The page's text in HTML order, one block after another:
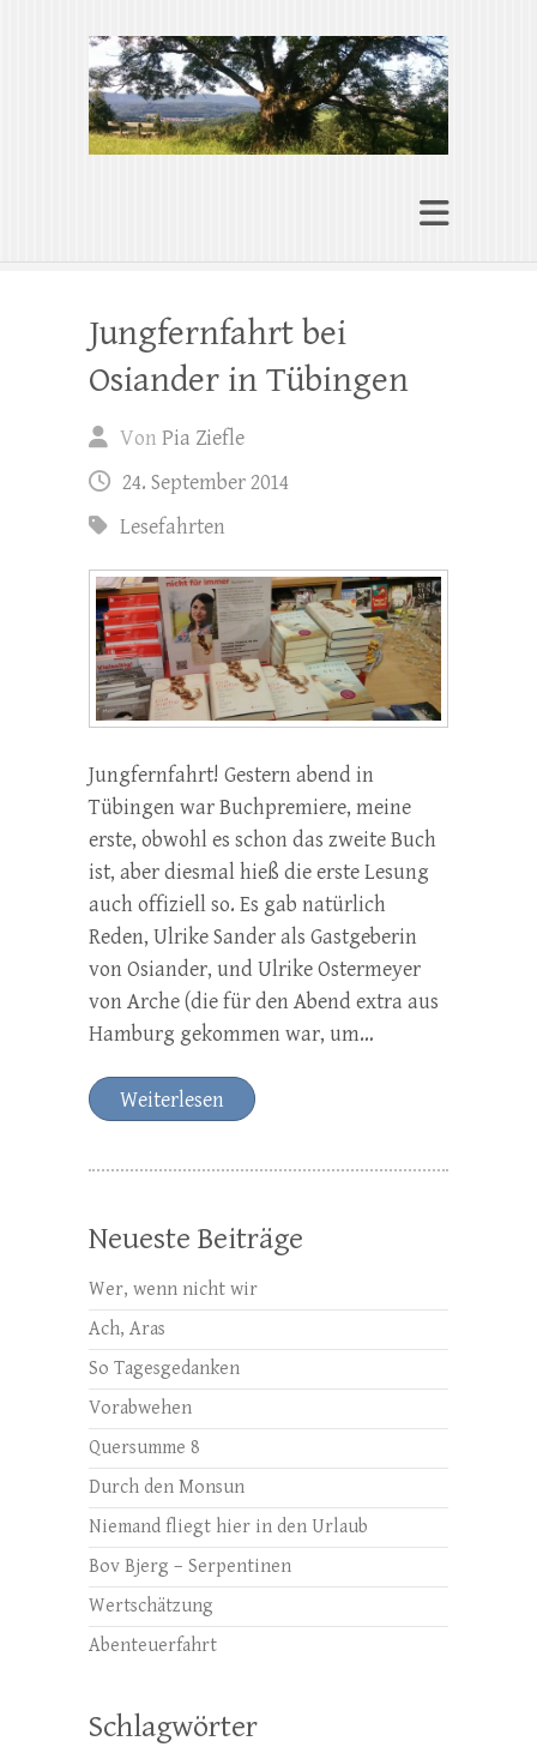
Pia Ziefle | Autorin
„Ohne Wurzeln kann das Herz nicht
Jungfernfahrt bei
Osiander in Tübingen
Von Pia Ziefle
24. September 2014
Lesefahrten
Jungfernfahrt! Gestern abend in
Tübingen war Buchpremiere, meine
erste, obwohl es schon das zweite Buch
ist, aber diesmal hieß die erste Lesung
auch offiziell so. Es gab natürlich
Reden, Ulrike Sander als Gastgeberin
von Osiander, und Ulrike Ostermeyer
von Arche (die für den Abend extra aus
Hamburg gekommen war, um…
Weiterlesen
Neueste Beiträge
Wer, wenn nicht wir
Ach, Aras
So Tagesgedanken
Vorabwehen
Quersumme 8
Durch den Monsun
Niemand fliegt hier in den Urlaub
Bov Bjerg – Serpentinen
Wertschätzung
Abenteuerfahrt
Schlagwörter